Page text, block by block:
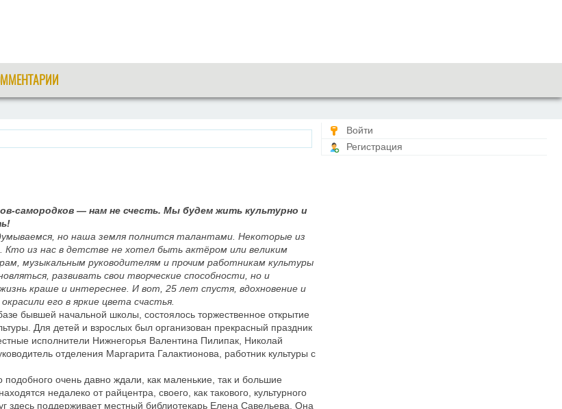
самородков — нам не счесть. Мы будем жить культурно и
но наша земля полнится талантами. Некоторые из
из нас в детстве не хотел быть актёром или великим
музыкальным руководителям и прочим работникам культуры
развивать свои творческие способности, но и
краше и интереснее. И вот, 25 лет спустя, вдохновение и
его в яркие цвета счастья.
бывшей начальной школы, состоялось торжественное открытие
Для детей и взрослых был организован прекрасный праздник
исполнители Нижнегорья Валентина Пилипак, Николай
отделения Маргарита Галактионова, работник культуры с
очень давно ждали, как маленькие, так и большие
недалеко от райцентра, своего, как такового, культурного
здесь поддерживает местный библиотекарь Елена Савельева. Она
Войти
Регистрация